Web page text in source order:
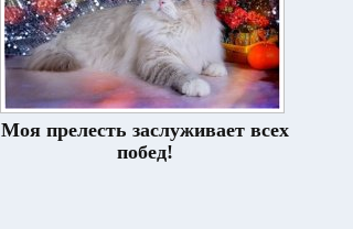
Моя прелесть заслуживает всех
побед!